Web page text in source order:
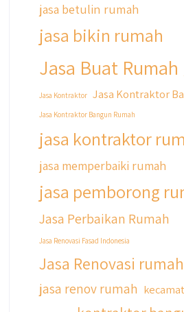
di bio yaa
#kontraktorjakarta
#kontraktorbekasi
#qyusipersada
jasa betulin rumah
jasa bikin rumah
Jasa Buat Rumah
Jasa Kontraktor Jasa Kontraktor
Jasa Kontraktor Bangun Rumah
jasa kontraktor
jasa memperbaiki rumah
jasa pemborong
Jasa Perbaikan Rumah
Jasa Renovasi Fasad Indonesia
Jasa Renovasi rumah
jasa renov rumah